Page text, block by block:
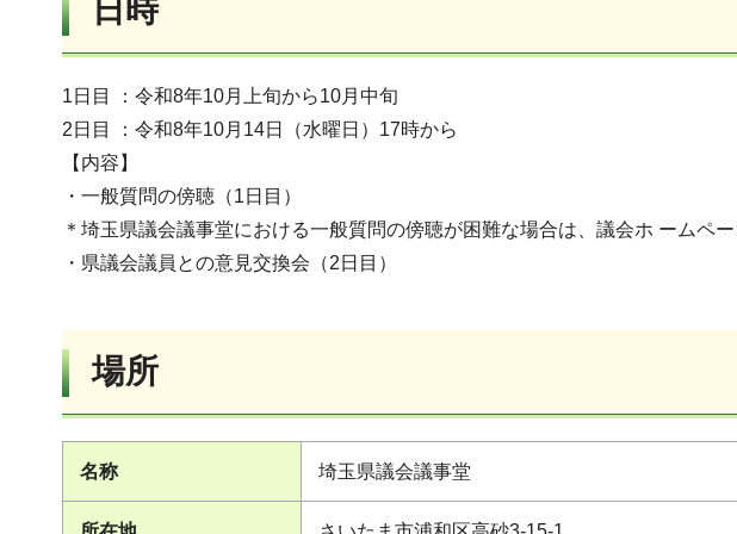
日時
1日目 ：令和8年10月上旬から10月中旬
2日目 ：令和8年10月14日（水曜日）17時から
【内容】
・一般質問の傍聴（1日目）
＊埼玉県議会議事堂における一般質問の傍聴が困難な場合は、議会ホ ームペ
・県議会議員との意見交換会（2日目）
場所
名称 埼玉県議会議事堂